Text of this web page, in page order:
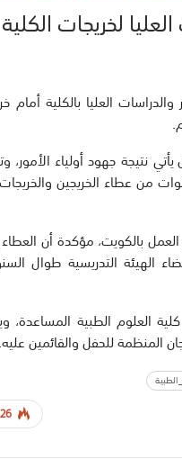
د. سعاد الفضلي وجود 4 برامج للماجستير والدراسات العليا بالكلية
نتيجة جهود أولياء الأمور،
الحياة العملية بعد الحصول على الشهادات، وذلك ليس نهاية مجهود 4 سنوات من عطاء الخريجين
بالكويت، مؤكدة أن العطاء
الهيئة التدريسية طوال
الحفل شهد تخريج 183 خريجا وخريجة من كلية العلوم الطبية
المنظمة للحفل والقائمين عليه.